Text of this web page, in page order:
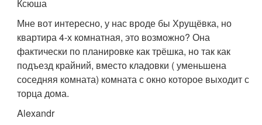
Ксюша
Мне вот интересно, у нас вроде бы Хрущёвка, но
квартира 4-х комнатная, это возможно? Она
фактически по планировке как трёшка, но так как
подъезд крайний, вместо кладовки ( уменьшена
соседняя комната) комната с окно которое выходит с
торца дома.
Alexandr